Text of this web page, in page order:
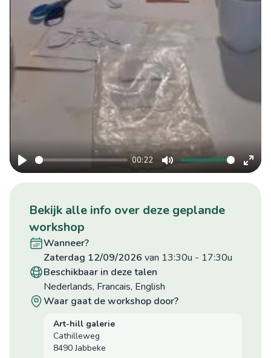
Play
00:22
Mute
Enter
12
bekijk alle info over deze geplande
workshop
wanneer?
zaterdag 12/09/2026 van 13:30u - 17:30u
beschikbaar in deze talen
Nederlands, Francais, English
waar gaat de workshop door?
Art-hill galerie
Cathilleweg
8490 Jabbeke